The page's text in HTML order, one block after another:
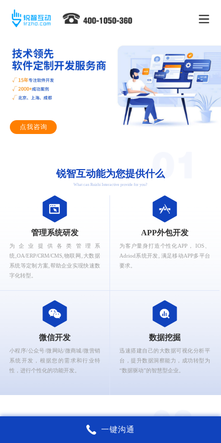
点我咨询
锐智互动能为您提供什么
What can Ruizhi Interactive provide for you?
管理系统研发
为企业提供各类管理系
统,OA/ERP/CRM/CMS,物联网,大数据
系统等定制方案,帮助企业实现快速数
字化转型。
APP外包开发
为客户量身打造个性化APP， IOS、
Adriod系统开发, 满足移动APP多平台
要求。
微信开发
小程序/公众号/微网站/微商城/微营销
系统开发，根据您的需求和行业特
性，进行个性化的功能开发。
数据挖掘
迅速搭建自己的大数据可视化分析平
台，提升数据洞察能力，成功转型为
“数据驱动”的智慧型企业。
锐智互动核心能力
一键沟通